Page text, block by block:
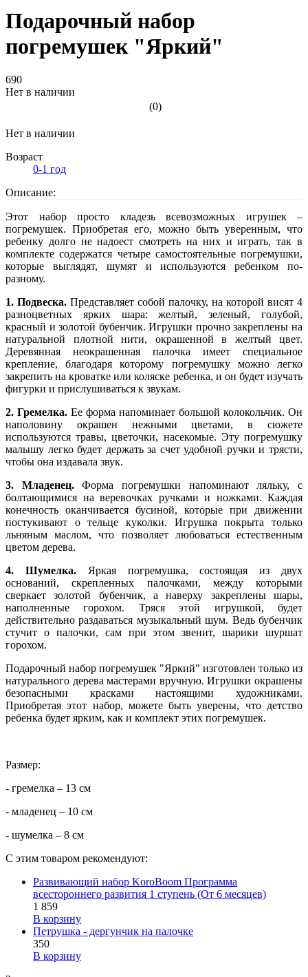
Подарочный набор
погремушек "Яркий"
690
Нет в наличии
(0)
Нет в наличии
Возраст
0-1 год
Описание:
Этот набор просто кладезь всевозможных игрушек –
погремушек. Приобретая его, можно быть уверенным, что
ребенку долго не надоест смотреть на них и играть, так в
комплекте содержатся четыре самостоятельные погремушки,
которые выглядят, шумят и используются ребенком по-
разному.
1. Подвеска. Представляет собой палочку, на которой висят 4
разноцветных ярких шара: желтый, зеленый, голубой,
красный и золотой бубенчик. Игрушки прочно закреплены на
натуральной плотной нити, окрашенной в желтый цвет.
Деревянная неокрашенная палочка имеет специальное
крепление, благодаря которому погремушку можно легко
закрепить на кроватке или коляске ребенка, и он будет изучать
фигурки и прислушиваться к звукам.
2. Гремелка. Ее форма напоминает большой колокольчик. Он
наполовину окрашен нежными цветами, в сюжете
используются травы, цветочки, насекомые. Эту погремушку
малышу легко будет держать за счет удобной ручки и трясти,
чтобы она издавала звук.
3. Младенец.Форма погремушки напоминают ляльку, с
болтающимися на веревочках ручками и ножками. Каждая
конечность оканчивается бусиной, которые при движении
постукивают о тельце куколки. Игрушка покрыта только
льняным маслом, что позволяет любоваться естественным
цветом дерева.
4. Шумелка.Яркая погремушка, состоящая из двух
оснований, скрепленных палочками, между которыми
сверкает золотой бубенчик, а наверху закреплены шары,
наполненные горохом. Тряся этой игрушкой, будет
действительно раздаваться музыкальный шум. Ведь бубенчик
стучит о палочки, сам при этом звенит, шарики шуршат
горохом.
Подарочный набор погремушек "Яркий" изготовлен только из
натурального дерева мастерами вручную. Игрушки окрашены
безопасными красками настоящими художниками.
Приобретая этот набор, можете быть уверены, что детство
ребенка будет ярким, как и комплект этих погремушек.
Размер:
- гремелка – 13 см
- младенец – 10 см
- шумелка – 8 см
С этим товаром рекомендуют:
Развивающий набор KoroBoom Программа
всестороннего развития 1 ступень (От 6 месяцев)
1 859
В корзину
Петрушка - дергунчик на палочке
350
В корзину